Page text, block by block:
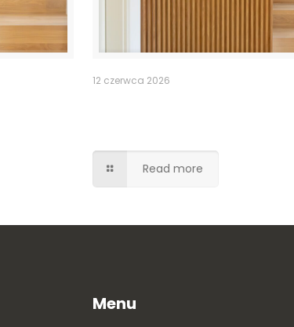
12 czerwca 2026
Read more
Menu